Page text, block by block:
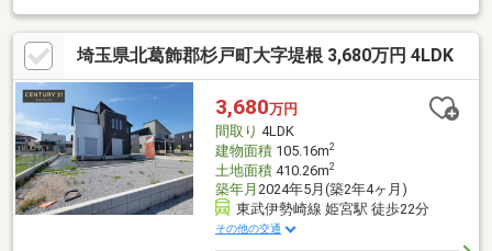
オール電化♪耐震等級3♪Low-E複層ガラス採用♪【ライフインフォ
メーション】◇スーパーバリュー・・・徒歩約16分♪◇セブンイ
レブン・・・徒歩約8分♪◇クスリのアオキ・・・徒歩約6分♪●市
立小渕小学校・・・徒歩約7分♪●市立東中学校・・・徒歩約35分
♪◇お気軽にお問合せください♪担当【橋口】携帯：080-3202-
1468
埼玉県北葛飾郡杉戸町大字堤根 3,680万円 4LDK
3,680万円
間取り 4LDK
建物面積105.16m2
土地面積410.26m2
築年月 2024年5月(築2年4ヶ月)
東武伊勢崎線 姫宮駅 徒歩22分
その他の交通